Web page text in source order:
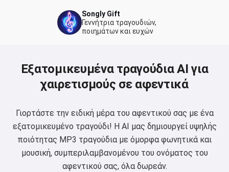
Songly Gift
Γεννήτρια τραγουδιών,
ποιημάτων και ευχών
Εξατομικευμένα τραγούδια AI για
χαιρετισμούς σε αφεντικά
Γιορτάστε την ειδική μέρα του αφεντικού σας με ένα
εξατομικευμένο τραγούδι! Η AI μας δημιουργεί υψηλής
ποιότητας MP3 τραγούδια με όμορφα φωνητικά και
μουσική, συμπεριλαμβανομένου του ονόματος του
αφεντικού σας, όλα δωρεάν.